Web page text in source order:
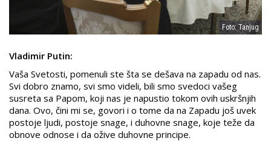
Foto: Tanjug
Vladimir Putin:
Vaša Svetosti, pomenuli ste šta se dešava na zapadu od nas.
Svi dobro znamo, svi smo videli, bili smo svedoci vašeg
susreta sa Papom, koji nas je napustio tokom ovih uskršnjih
dana. Ovo, čini mi se, govori i o tome da na Zapadu još uvek
postoje ljudi, postoje snage, i duhovne snage, koje teže da
obnove odnose i da ožive duhovne principe.